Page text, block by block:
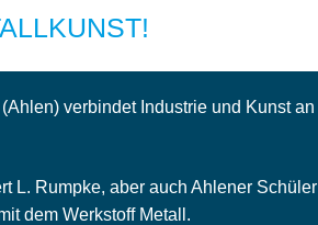
verbindet Industrie und Kunst an
L. Rumpke, aber auch Ahlener Schüler
dem Werkstoff Metall.